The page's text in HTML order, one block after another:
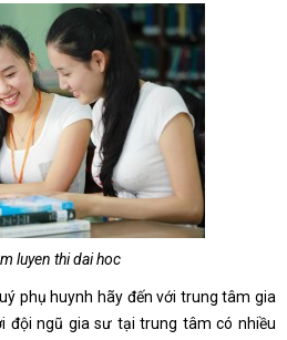
luyen thi dai hoc
phụ huynh hãy đến với trung tâm gia
đội ngũ gia sư tại trung tâm có nhiều